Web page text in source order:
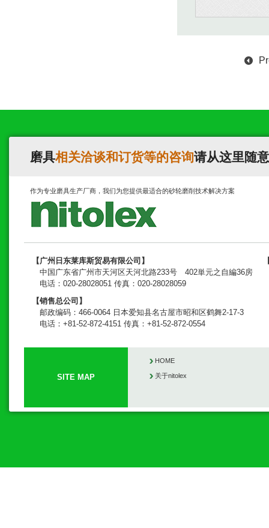
磨具相关洽谈和订货等的咨询请从这里随
作为专业磨具生产厂商，我们为您提供最适合的砂轮磨削技术解决方案
【广州日东莱库斯贸易有限公司】
中国广东省广州市天河区天河北路233号 402単元之自編36房
电话：020-28028051 传真：020-28028059
【销售总公司】
邮政编码：466-0064 日本爱知县名古屋市昭和区鹤舞2-17-3
电话：+81-52-872-4151 传真：+81-52-872-0554
SITE MAP
HOME
关于nitolex